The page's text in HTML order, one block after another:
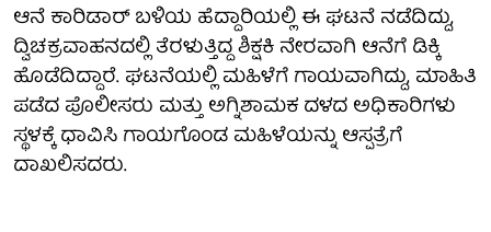
ಆನೆ ಕಾರಿಡಾರ್ ಬಳಿಯ ಹೆದ್ದಾರಿಯಲ್ಲಿ ಈ ಘಟನೆ ನಡೆದಿದ್ದು,
ದ್ವಿಚಕ್ರವಾಹನದಲ್ಲಿ ತೆರಳುತ್ತಿದ್ದ ಶಿಕ್ಷಕಿ ನೇರವಾಗಿ ಆನೆಗೆ ಡಿಕ್ಕಿ
ಹೊಡೆದಿದ್ದಾರೆ. ಘಟನೆಯಲ್ಲಿ ಮಹಿಳೆಗೆ ಗಾಯವಾಗಿದ್ದು, ಮಾಹಿತಿ
ಪಡೆದ ಪೊಲೀಸರು ಮತ್ತು ಅಗ್ನಿಶಾಮಕ ದಳದ ಅಧಿಕಾರಿಗಳು
ಸ್ಥಳಕ್ಕೆ ಧಾವಿಸಿ ಗಾಯಗೊಂಡ ಮಹಿಳೆಯನ್ನು ಆಸ್ಪತ್ರೆಗೆ
ದಾಖಲಿಸದರು.